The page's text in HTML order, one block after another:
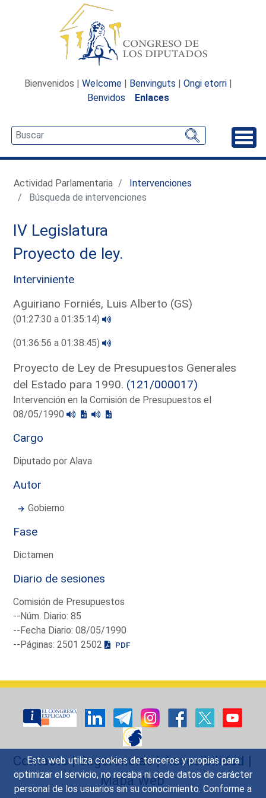
Esta web utiliza cookies de terceros y propias para
optimizar el servicio, no recaba ni cede datos de carácter
personal de los usuarios sin su conocimiento. Conforme a
Bienvenidos | Welcome | Benvinguts | Ongi etorri |
Benvidos
Enlaces
Actividad Parlamentaria
Intervenciones
Búsqueda de intervenciones
IV Legislatura
Proyecto de ley.
Interviniente
Aguiriano Forniés, Luis Alberto (GS)
(01:27:30 a 01:35:14)
(01:36:56 a 01:38:45)
Proyecto de Ley de Presupuestos Generales
del Estado para 1990. (121/000017)
Intervención en la Comisión de Presupuestos el
08/05/1990
Cargo
Diputado por Alava
Autor
Gobierno
Fase
Dictamen
Diario de sesiones
Comisión de Presupuestos
--Núm. Diario: 85
--Fecha Diario: 08/05/1990
--Páginas: 2501 2502
PDF
Contacto|Sugerencias|Accesibilidad |
Mapa Web